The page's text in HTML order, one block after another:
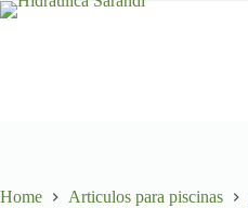
Skip
Home Articulos para piscinas